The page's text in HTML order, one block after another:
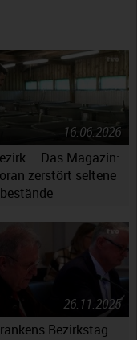
– Das Magazin:
zerstört seltene
16.06.2026
Bezirkstag
26.11.2025